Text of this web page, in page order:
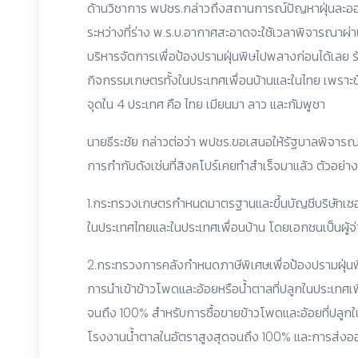
ด้านวิชาการ พปชร.กล่าวถึงสถานการณ์ปัญหาฝุ่นละอ
ระหว่างที่ร่าง พ.ร.บ.อากาศสะอาดจะใช้เวลาพิจารณา
บริหารจัดการเพื่อป้องปรามฝุ่นพิษไปพลางก่อนได้เลย
กิจกรรมเกษตรทั้งในประเทศเพื่อนบ้านและในไทย เพ
จุดใน 4 ประเทศ คือ ไทย เมียนมา ลาว และกัมพูชา
นายธีระชัย กล่าวต่อว่า พปชร.ขอเสนอให้รัฐบาลพิจาร
การกำกับดังเช่นที่สิงคโปร์เคยทำสำเร็จมาแล้ว ตัวอย่า
1.กระทรวงเกษตรกำหนดมาตรฐานและขึ้นบัญชีบริษัทเ
ในประเทศไทยและในประเทศเพื่อนบ้าน โดยเอกชนเป็นผู้
2.กระทรวงการคลังกำหนดภาษีพิเศษเพื่อป้องปรามฝุ่
การนำเข้าข้าวโพดและอ้อยหรือน้ำตาลที่ปลูกในประเท
จนถึง 100% สำหรับการซื้อขายข้าวโพดและอ้อยที่ปลูก
โรงงานน้ำตาลในอัตราสูงสุดจนถึง 100% และการส่